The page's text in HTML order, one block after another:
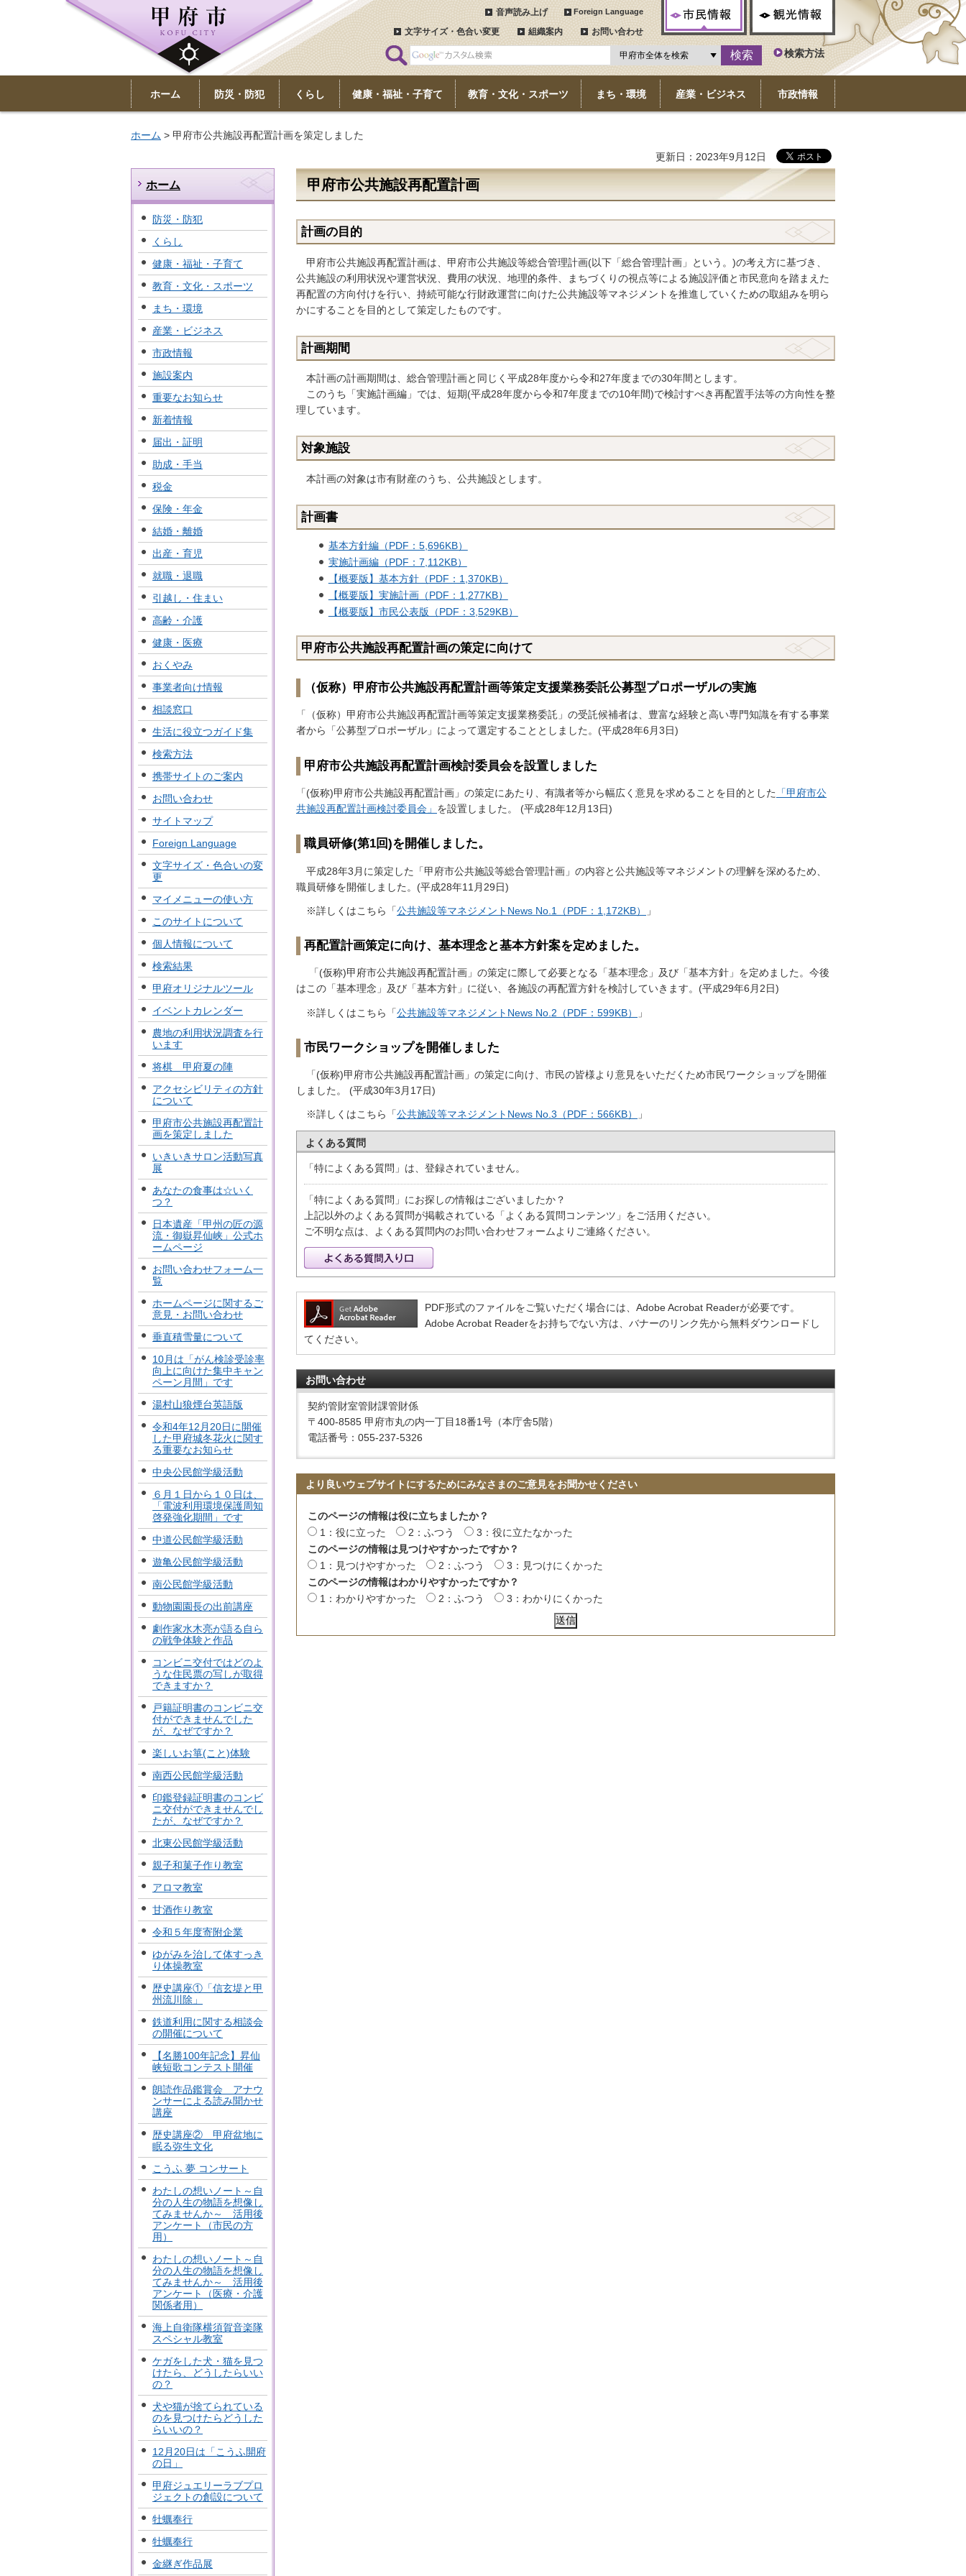
音声読み上げ Foreign Language
文字サイズ・色合い変更 組織案内 お問い合わせ
検索方法
ホーム 防災・防犯 くらし 健康・福祉・子育て 教育・文化・スポーツ まち・環境 産業・ビジネス 市政情報
ホーム > 甲府市公共施設再配置計画を策定しました
更新日：2023年9月12日
ホーム
防災・防犯
くらし
健康・福祉・子育て
教育・文化・スポーツ
まち・環境
産業・ビジネス
市政情報
施設案内
重要なお知らせ
新着情報
届出・証明
助成・手当
税金
保険・年金
結婚・離婚
出産・育児
就職・退職
引越し・住まい
高齢・介護
健康・医療
おくやみ
事業者向け情報
相談窓口
生活に役立つガイド集
検索方法
携帯サイトのご案内
お問い合わせ
サイトマップ
Foreign Language
文字サイズ・色合いの変
更
マイメニューの使い方
このサイトについて
個人情報について
検索結果
甲府オリジナルツール
イベントカレンダー
農地の利用状況調査を行
います
将棋 甲府夏の陣
アクセシビリティの方針
について
甲府市公共施設再配置計
画を策定しました
いきいきサロン活動写真
展
あなたの食事は☆いく
つ？
日本遺産「甲州の匠の源
流・御嶽昇仙峡」公式ホ
ームページ
お問い合わせフォーム一
覧
ホームページに関するご
意見・お問い合わせ
垂直積雪量について
10月は「がん検診受診率
向上に向けた集中キャン
ペーン月間」です
湯村山狼煙台英語版
令和4年12月20日に開催
した甲府城冬花火に関す
る重要なお知らせ
中央公民館学級活動
６月１日から１０日は、
「電波利用環境保護周知
啓発強化期間」です
中道公民館学級活動
遊亀公民館学級活動
南公民館学級活動
動物園園長の出前講座
劇作家水木亮が語る自ら
の戦争体験と作品
コンビニ交付ではどのよ
うな住民票の写しが取得
できますか？
戸籍証明書のコンビニ交
付ができませんでした
が、なぜですか？
楽しいお箏(こと)体験
南西公民館学級活動
印鑑登録証明書のコンビ
ニ交付ができませんでし
たが、なぜですか？
北東公民館学級活動
親子和菓子作り教室
アロマ教室
甘酒作り教室
令和５年度寄附企業
ゆがみを治して体すっき
り体操教室
歴史講座①「信玄堤と甲
州流川除」
鉄道利用に関する相談会
の開催について
【名勝100年記念】昇仙
峡短歌コンテスト開催
朗読作品鑑賞会 アナウ
ンサーによる読み聞かせ
講座
歴史講座② 甲府盆地に
眠る弥生文化
こうふ 夢 コンサート
わたしの想いノート～自
分の人生の物語を想像し
てみませんか～ 活用後
アンケート（市民の方
用）
わたしの想いノート～自
分の人生の物語を想像し
てみませんか～ 活用後
アンケート（医療・介護
関係者用）
海上自衛隊横須賀音楽隊
スペシャル教室
ケガをした犬・猫を見つ
けたら、どうしたらいい
の？
犬や猫が捨てられている
のを見つけたらどうした
らいいの？
12月20日は「こうふ開府
の日」
甲府ジュエリーラブプロ
ジェクトの創設について
牡蠣奉行
牡蠣奉行
金継ぎ作品展
甲府市公共施設再配置計画
計画の目的
甲府市公共施設再配置計画は、甲府市公共施設等総合管理計画(以下「総合管理計画」という。)の考え方に基づき、
公共施設の利用状況や運営状況、費用の状況、地理的条件、まちづくりの視点等による施設評価と市民意向を踏まえた
再配置の方向付けを行い、持続可能な行財政運営に向けた公共施設等マネジメントを推進していくための取組みを明ら
かにすることを目的として策定したものです。
計画期間
本計画の計画期間は、総合管理計画と同じく平成28年度から令和27年度までの30年間とします。
このうち「実施計画編」では、短期(平成28年度から令和7年度までの10年間)で検討すべき再配置手法等の方向性を整
理しています。
対象施設
本計画の対象は市有財産のうち、公共施設とします。
計画書
基本方針編（PDF：5,696KB）
実施計画編（PDF：7,112KB）
【概要版】基本方針（PDF：1,370KB）
【概要版】実施計画（PDF：1,277KB）
【概要版】市民公表版（PDF：3,529KB）
甲府市公共施設再配置計画の策定に向けて
（仮称）甲府市公共施設再配置計画等策定支援業務委託公募型プロポーザルの実施
「（仮称）甲府市公共施設再配置計画等策定支援業務委託」の受託候補者は、豊富な経験と高い専門知識を有する事業
者から「公募型プロポーザル」によって選定することとしました。(平成28年6月3日)
甲府市公共施設再配置計画検討委員会を設置しました
「(仮称)甲府市公共施設再配置計画」の策定にあたり、有識者等から幅広く意見を求めることを目的とした
「甲府市公
共施設再配置計画検討委員会」 を設置しました。 (平成28年12月13日)
職員研修(第1回)を開催しました。
平成28年3月に策定した「甲府市公共施設等総合管理計画」の内容と公共施設等マネジメントの理解を深めるため、
職員研修を開催しました。(平成28年11月29日)
※詳しくはこちら「公共施設等マネジメントNews No.1（PDF：1,172KB） 」
再配置計画策定に向け、基本理念と基本方針案を定めました。
「(仮称)甲府市公共施設再配置計画」の策定に際して必要となる「基本理念」及び「基本方針」を定めました。今後
はこの「基本理念」及び「基本方針」に従い、各施設の再配置方針を検討していきます。(平成29年6月2日)
※詳しくはこちら「公共施設等マネジメントNews No.2（PDF：599KB） 」
市民ワークショップを開催しました
「(仮称)甲府市公共施設再配置計画」の策定に向け、市民の皆様より意見をいただくため市民ワークショップを開催
しました。 (平成30年3月17日)
※詳しくはこちら「公共施設等マネジメントNews No.3（PDF：566KB） 」
よくある質問
「特によくある質問」は、登録されていません。
「特によくある質問」にお探しの情報はございましたか？
上記以外のよくある質問が掲載されている「よくある質問コンテンツ」をご活用ください。
ご不明な点は、よくある質問内のお問い合わせフォームよりご連絡ください。
PDF形式のファイルをご覧いただく場合には、Adobe Acrobat Readerが必要です。
Adobe Acrobat Readerをお持ちでない方は、バナーのリンク先から無料ダウンロードし
てください。
お問い合わせ
契約管財室管財課管財係
〒400-8585 甲府市丸の内一丁目18番1号（本庁舎5階）
電話番号：055-237-5326
より良いウェブサイトにするためにみなさまのご意見をお聞かせください
このページの情報は役に立ちましたか？
1：役に立った
2：ふつう
3：役に立たなかった
このページの情報は見つけやすかったですか？
1：見つけやすかった
2：ふつう
3：見つけにくかった
このページの情報はわかりやすかったですか？
1：わかりやすかった
2：ふつう 3：わかりにくかった